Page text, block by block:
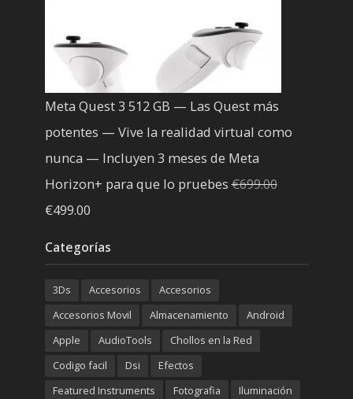
Meta Quest 3 512 GB — Las Quest más
potentes — Vive la realidad virtual como
nunca — Incluyen 3 meses de Meta
Horizon+ para que lo pruebes€699.00
El
original
era:
€699.00.
€499.00El
es:
€499.00.
Categorías
3Ds Accesorios
Accesorios
Accesorios Movil
Almacenamiento
Android
Apple
AudioTools
Chollos en la Red
Codigo facil
Dsi
Efectos
Featured Instruments
Fotografia
Iluminación